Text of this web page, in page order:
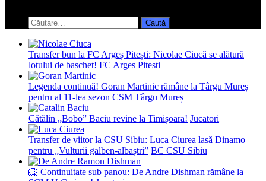
search
form
Caută
după:
Transfer bun la FC Argeș Pitești: Nicolae Ciucă se alătură
lotului de baschet! FC Arges Pitesti
Legenda continuă! Goran Martinic rămâne la Târgu Mureș
pentru al 11-lea sezon CSM Târgu Mureș
Cătălin „Bobo” Baciu revine la Timișoara! Jucatori
Transfer de viitor la CSU Sibiu: Luca Ciurea lasă Dinamo
pentru „Vulturii galben-albaștri” BC CSU Sibiu
🦁 Continuitate sub panou: De Andre Dishman rămâne la